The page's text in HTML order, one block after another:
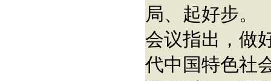
局、起好步。
会议指出，做
代中国特色社